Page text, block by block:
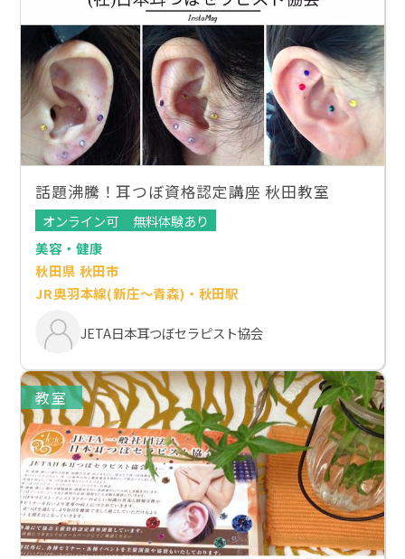
話題沸騰！耳つぼ資格認定講座 秋田教室
オンライン可
無料体験あり
美容・健康
秋田県 秋田市
JR奥羽本線(新庄～青森)・秋田駅
JETA日本耳つぼセラピスト協会
教室